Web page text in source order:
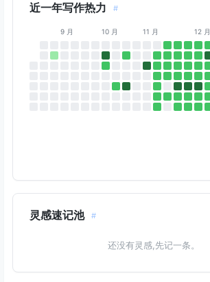
近一年写作热力 #
9 月 10 月 11 月 12 月
灵感速记池 #
还没有灵感,先记一条。